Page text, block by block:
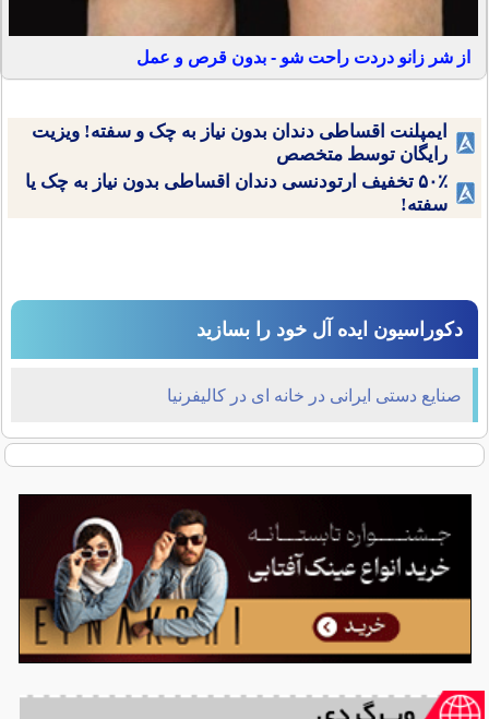
از شر زانو دردت راحت شو - بدون قرص و عمل
ایمپلنت اقساطی دندان بدون نیاز به چک و سفته! ویزیت
رایگان توسط متخصص
۵۰٪ تخفیف ارتودنسی دندان اقساطی بدون نیاز به چک یا
سفته!
دکوراسیون ایده آل خود را بسازید
صنايع دستى ايرانى در خانه اى در كاليفرنيا